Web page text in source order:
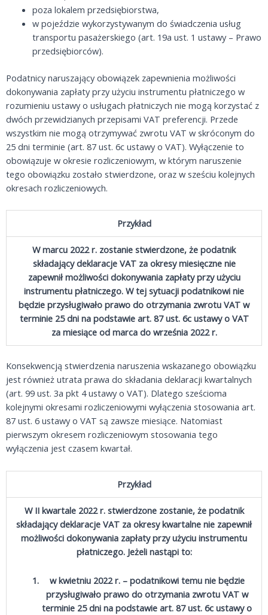
poza lokalem przedsiębiorstwa,
w pojeździe wykorzystywanym do świadczenia usług
transportu pasażerskiego (art. 19a ust. 1 ustawy – Prawo
przedsiębiorców).
Podatnicy naruszający obowiązek zapewnienia możliwości
dokonywania zapłaty przy użyciu instrumentu płatniczego w
rozumieniu ustawy o usługach płatniczych nie mogą korzystać z
dwóch przewidzianych przepisami VAT preferencji. Przede
wszystkim nie mogą otrzymywać zwrotu VAT w skróconym do
25 dni terminie (art. 87 ust. 6c ustawy o VAT). Wyłączenie to
obowiązuje w okresie rozliczeniowym, w którym naruszenie
tego obowiązku zostało stwierdzone, oraz w sześciu kolejnych
okresach rozliczeniowych.
Przykład
W marcu 2022 r. zostanie stwierdzone, że podatnik
składający deklaracje VAT za okresy miesięczne nie
zapewnił możliwości dokonywania zapłaty przy użyciu
instrumentu płatniczego. W tej sytuacji podatnikowi nie
będzie przysługiwało prawo do otrzymania zwrotu VAT w
terminie 25 dni na podstawie art. 87 ust. 6c ustawy o VAT
za miesiące od marca do września 2022 r.
Konsekwencją stwierdzenia naruszenia wskazanego obowiązku
jest również utrata prawa do składania deklaracji kwartalnych
(art. 99 ust. 3a pkt 4 ustawy o VAT). Dlatego sześcioma
kolejnymi okresami rozliczeniowymi wyłączenia stosowania art.
87 ust. 6 ustawy o VAT są zawsze miesiące. Natomiast
pierwszym okresem rozliczeniowym stosowania tego
wyłączenia jest czasem kwartał.
Przykład
W II kwartale 2022 r. stwierdzone zostanie, że podatnik
składający deklaracje VAT za okresy kwartalne nie zapewnił
możliwości dokonywania zapłaty przy użyciu instrumentu
płatniczego. Jeżeli nastąpi to:
w kwietniu 2022 r. – podatnikowi temu nie będzie
przysługiwało prawo do otrzymania zwrotu VAT w
terminie 25 dni na podstawie art. 87 ust. 6c ustawy o